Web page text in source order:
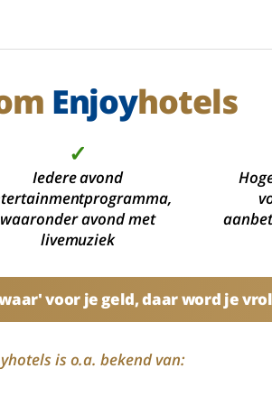
Enjoyhotels
✓
Iedere avond
waaronder avond met
livemuziek
voor je geld, daar word je
is o.a. bekend van: